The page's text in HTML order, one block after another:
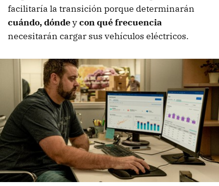
facilitaría la transición porque determinarán
cuándo, dóndeycon qué frecuencia
necesitarán cargar sus vehículos eléctricos.